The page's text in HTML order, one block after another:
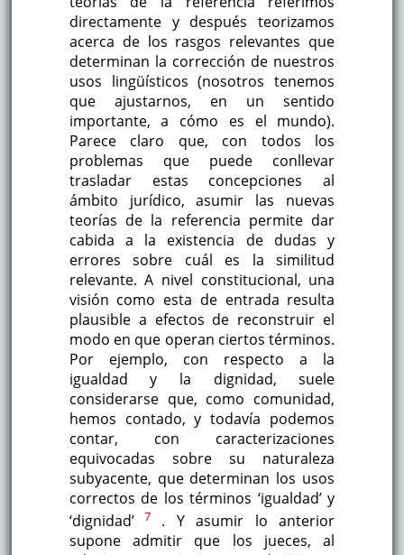
directamente y después teorizamos
acerca de los rasgos relevantes que
determinan la corrección de nuestros
usos lingüísticos (nosotros tenemos
que ajustarnos, en un sentido
importante, a cómo es el mundo).
Parece claro que, con todos los
problemas que puede conllevar
trasladar estas concepciones al
ámbito jurídico, asumir las nuevas
teorías de la referencia permite dar
cabida a la existencia de dudas y
errores sobre cuál es la similitud
relevante. A nivel constitucional, una
visión como esta de entrada resulta
plausible a efectos de reconstruir el
modo en que operan ciertos términos.
Por ejemplo, con respecto a la
igualdad y la dignidad, suele
considerarse que, como comunidad,
hemos contado, y todavía podemos
contar, con caracterizaciones
equivocadas sobre su naturaleza
subyacente, que determinan los usos
correctos de los términos ‘igualdad’ y
‘dignidad’
7
. Y asumir lo anterior
supone admitir que los jueces, al